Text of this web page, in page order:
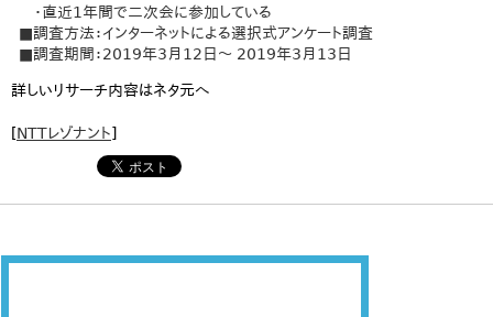
・直近1年間で二次会に参加している
■調査方法：インターネットによる選択式アンケート調査
■調査期間：2019年3月12日～ 2019年3月13日
詳しいリサーチ内容はネタ元へ
[NTTレゾナント]